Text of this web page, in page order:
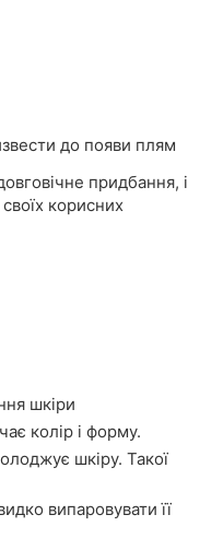
до появи плям
придбання, і
корисних
шкіри
колір і форму.
шкіру. Такої
випаровувати її